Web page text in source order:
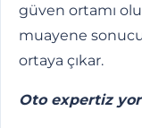
güven ortamı
muayene
ortaya çıkar.
Oto expertiz